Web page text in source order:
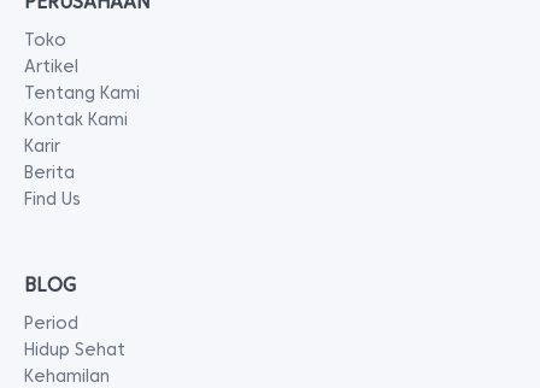
Toko
Artikel
Tentang Kami
Kontak Kami
Karir
Berita
Find Us
BLOG
Period
Hidup Sehat
Kehamilan